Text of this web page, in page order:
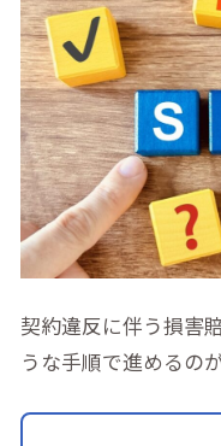
契約違反に伴う損害
うな手順で進めるの